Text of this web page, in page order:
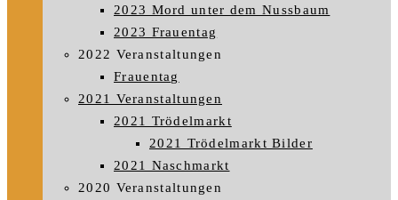
2023 Mord unter dem Nussbaum
2023 Frauentag
2022 Veranstaltungen
Frauentag
2021 Veranstaltungen
2021 Trödelmarkt
2021 Trödelmarkt Bilder
2021 Naschmarkt
2020 Veranstaltungen